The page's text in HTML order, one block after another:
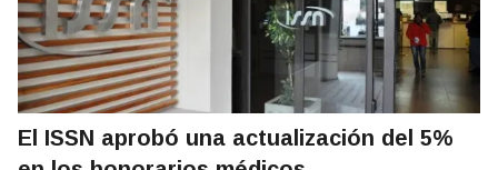
El ISSN aprobó una actualización del 5%